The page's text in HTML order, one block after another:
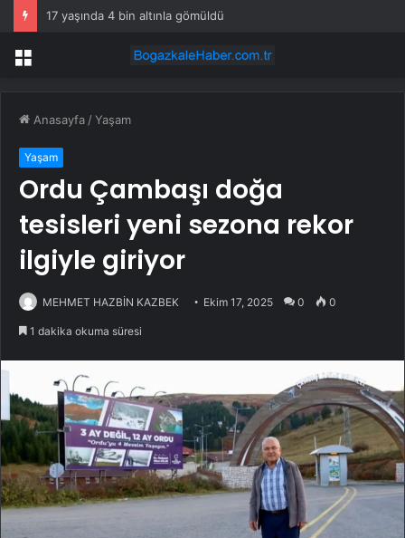
17 yaşında 4 bin altınla gömüldü
Menü
Anasayfa /Yaşam
Yaşam
Ordu Çambaşı doğa
tesisleri yeni sezona rekor
ilgiyle giriyor
MEHMET HAZBİN KAZBEK Ekim 17, 2025 0 0
1 dakika okuma süresi